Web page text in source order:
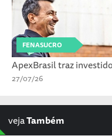
FENASUCRO
ApexBrasil traz
27/07/26
vejaTambém